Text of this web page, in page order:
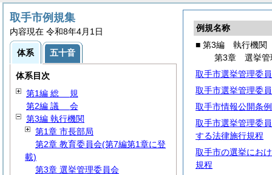
例規名称
■ 第3編 執行機関
第3章 選挙管
取手市選挙管理委
取手市選挙管理委
取手市情報公開条
取手市選挙管理委
する法律施行規程
取手市の選挙にお
規程
取手市例規集
内容現在 令和8年4月1日
体系 五十音
体系目次
第1編 総 規
第2編 議 会
第3編 執行機関
第1章 市長部局
第2章 教育委員会(第7編第1章に登
載)
第3章 選挙管理委員会